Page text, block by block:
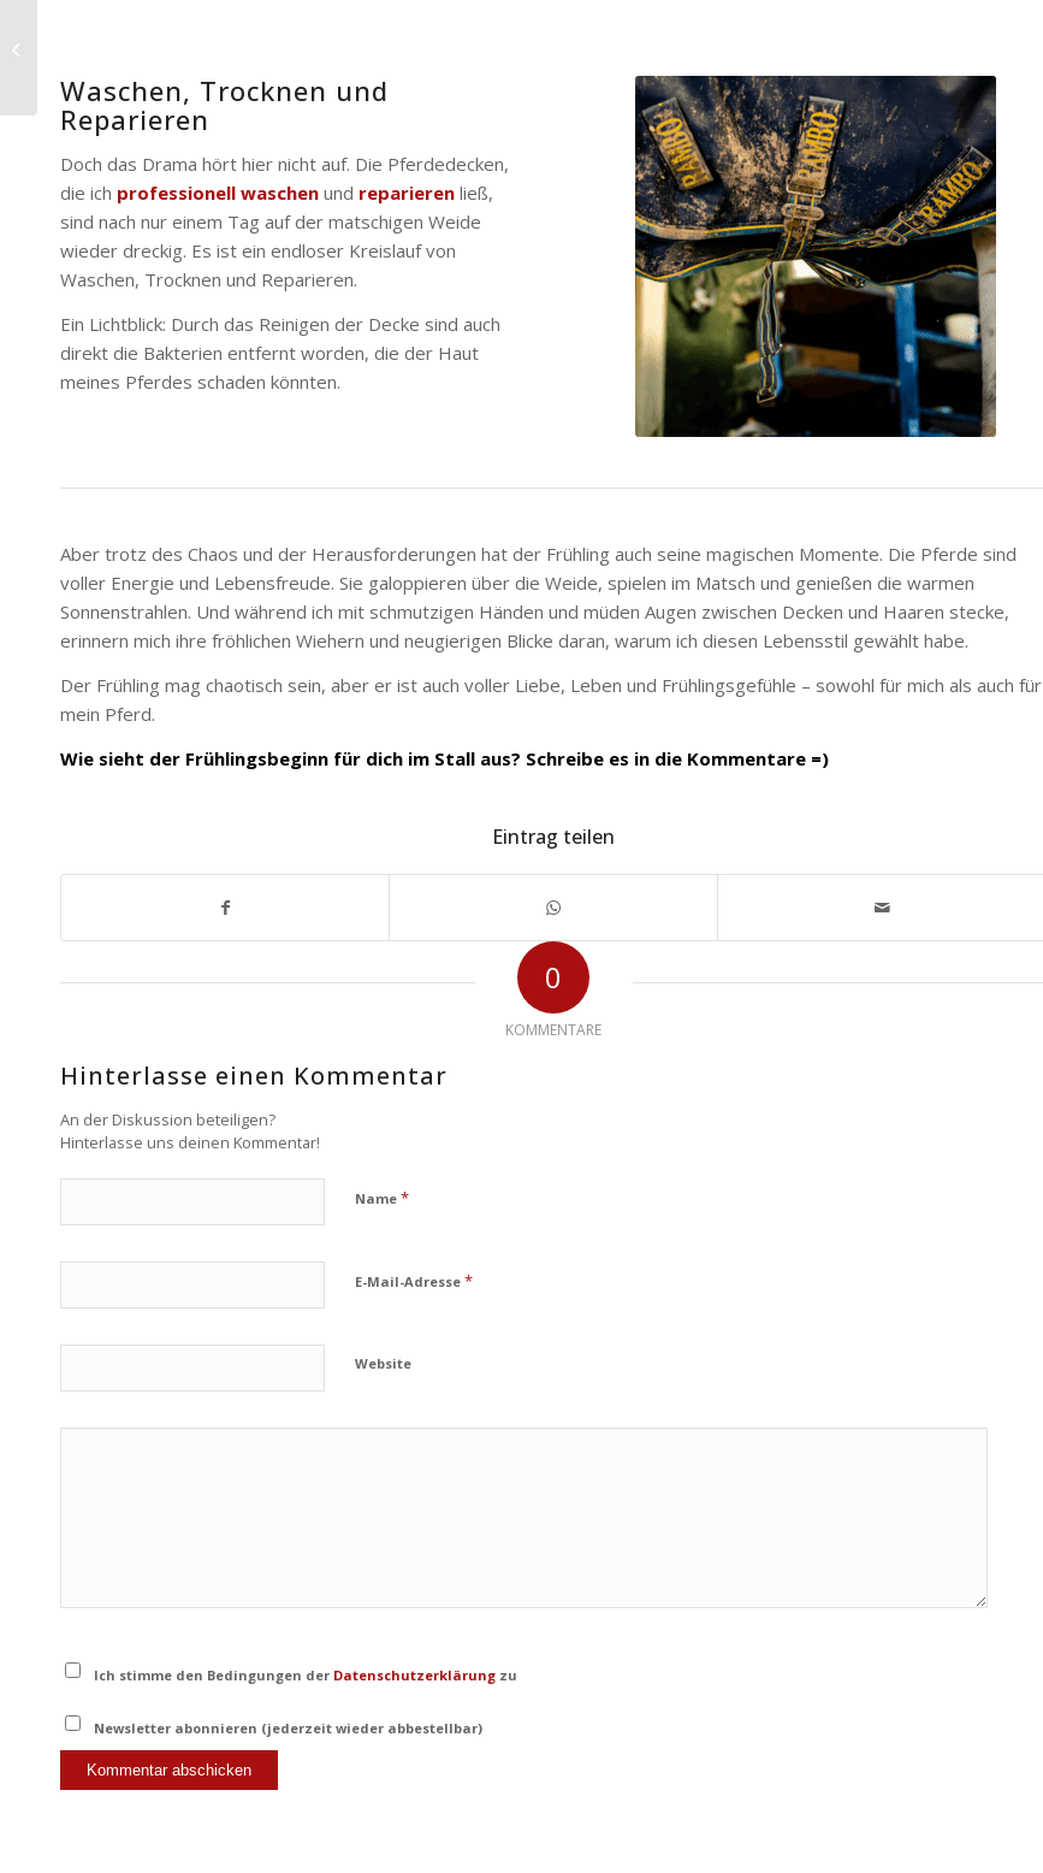
Waschen, Trocknen und
Reparieren
Doch das Drama hört hier nicht auf. Die Pferdedecken,
die ich professionell waschen und reparieren ließ,
sind nach nur einem Tag auf der matschigen Weide
wieder dreckig. Es ist ein endloser Kreislauf von
Waschen, Trocknen und Reparieren.
Ein Lichtblick: Durch das Reinigen der Decke sind auch
direkt die Bakterien entfernt worden, die der Haut
meines Pferdes schaden könnten.
Aber trotz des Chaos und der Herausforderungen hat der Frühling auch seine magischen Momente. Die Pferde sind
voller Energie und Lebensfreude. Sie galoppieren über die Weide, spielen im Matsch und genießen die warmen
Sonnenstrahlen. Und während ich mit schmutzigen Händen und müden Augen zwischen Decken und Haaren stecke,
erinnern mich ihre fröhlichen Wiehern und neugierigen Blicke daran, warum ich diesen Lebensstil gewählt habe.
Der Frühling mag chaotisch sein, aber er ist auch voller Liebe, Leben und Frühlingsgefühle – sowohl für mich als auch für
mein Pferd.
Wie sieht der Frühlingsbeginn für dich im Stall aus? Schreibe es in die Kommentare =)
Eintrag teilen
0
KOMMENTARE
Hinterlasse einen Kommentar
An der Diskussion beteiligen?
Hinterlasse uns deinen Kommentar!
Name *
E-Mail-Adresse *
Website
Ich stimme den Bedingungen der Datenschutzerklärungzu
Newsletter abonnieren (jederzeit wieder abbestellbar)